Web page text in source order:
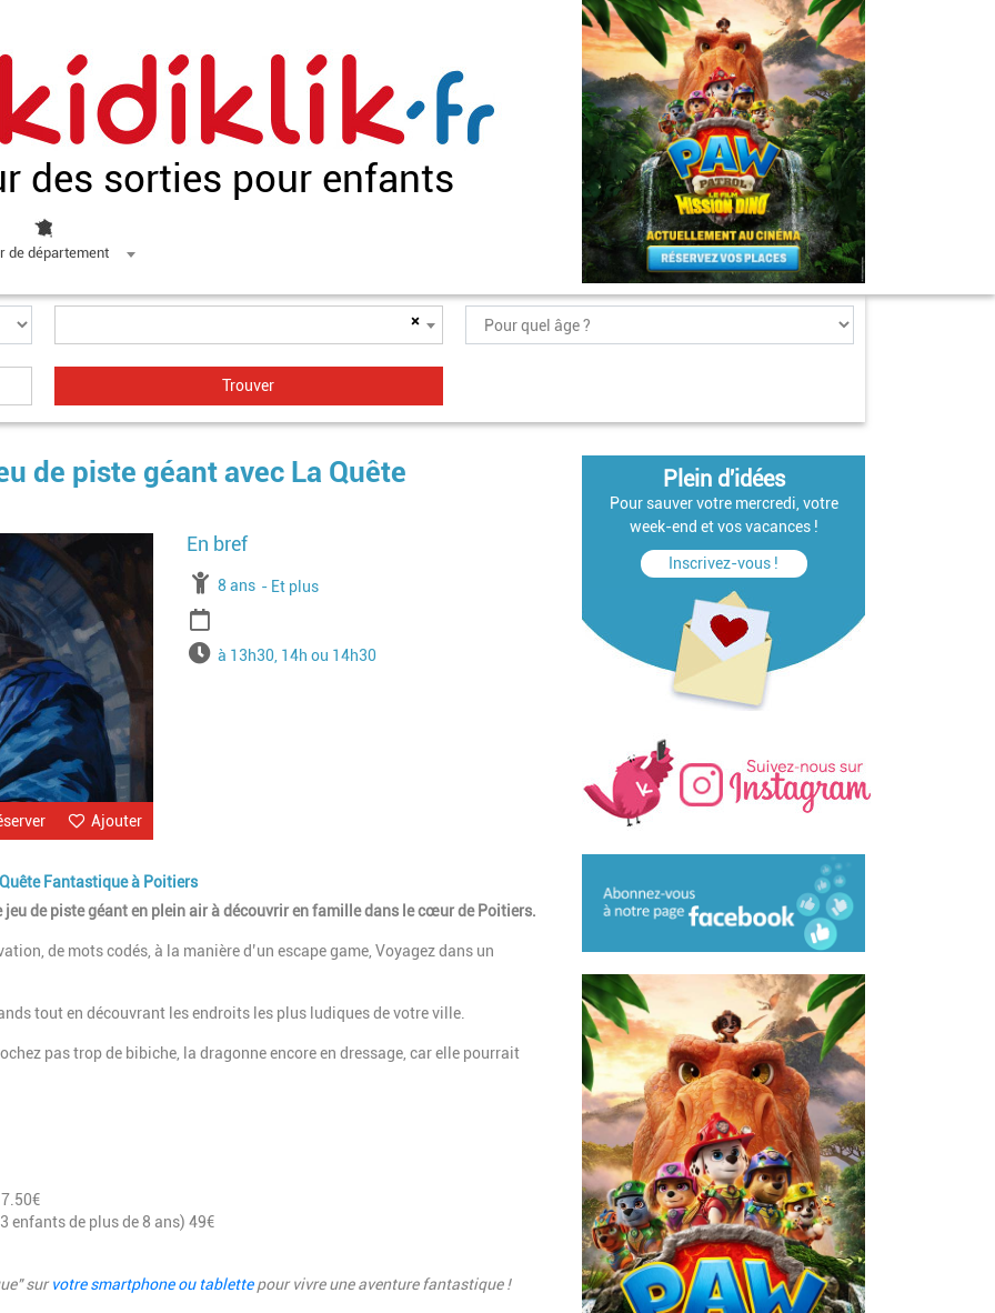
des sorties pour enfants
de département
×
de piste géant avec La Quête
Image
Ajouter
À partir de
8 ans Jusqu'à l'age de
Et plus
Horairesà 13h30, 14h ou 14h30
Fantastique à Poitiers
de piste géant en plein air à découvrir en famille dans le cœur de Poitiers.
de mots codés, à la manière d’un escape game, Voyagez dans un
tout en découvrant les endroits les plus ludiques de votre ville.
pas trop de bibiche, la dragonne encore en dressage, car elle pourrait
enfants de plus de 8 ans) 49€
survotre smartphone ou tablettepour vivre une aventure fantastique !
Plein d'idées
Pour sauver votre mercredi, votre
week-end et vos vacances !
Inscrivez-vous !